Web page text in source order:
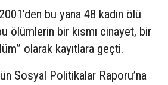
bu yana 48 kadın ölü
ölümlerin bir kısmı cinayet, bir
olarak kayıtlara geçti.
Sosyal Politikalar Raporu’na